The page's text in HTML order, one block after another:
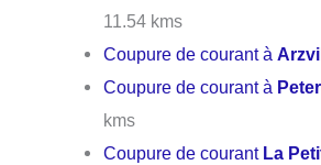
11.54 kms
Coupure de courant à
Coupure de courant à
kms
Coupure de courant La